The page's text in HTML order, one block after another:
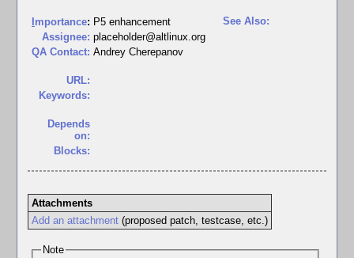
mportance: P5 enhancement
Assignee: placeholder@altlinux.org
QA Contact: Andrey Cherepanov
URL:
Keywords:
Depends
on:
Blocks:
See Also:
Attachments
Add an attachment(proposed patch, testcase, etc.)
Note